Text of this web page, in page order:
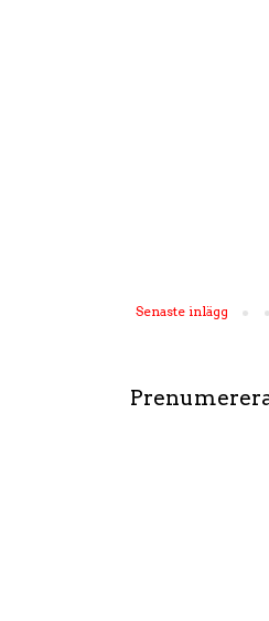
Senaste inlägg